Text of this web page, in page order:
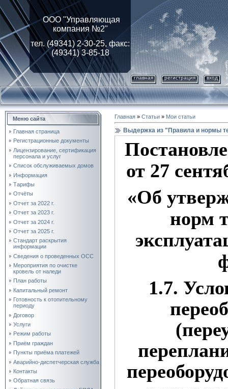
ООО "Управляющая
компания №2"
тел. (49341) 2-30-25, факс:
(49341) 3-85-18
главная регистрация вход
Меню сайта
Главная страница
Регистрационные документы
Лицензирование, cертификация
персонала и услуг
Список обслуживаемых домов
Информация
Тарифы
Отчёты
Отчет за 2022 г.
Отчет за 2023 г.
Отчет за 2024 г.
Отчет за 2025 г.
Стандарт раскрытия
информации
Сведения о проведенных ОСС
Мероприятия по очистке
кровель от наледи
План работы
Капитальный ремонт
Готовность к отопительному
периоду
Договор
Услуги
Режим работы
Приём граждан
Пункты приёма платежей
Аварийно-диспетчерская служба
Контакты
Обратная связь
Главная » Статьи » Мои статьи
Выдержка из "Правила и нормы
от 27
«Об
норм
1.7.